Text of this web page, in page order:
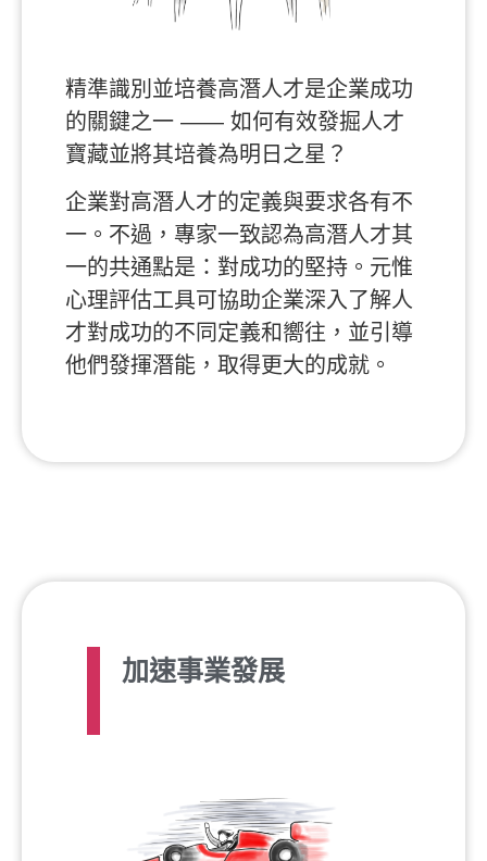
精準識別並培養高潛人才是企業成功
的關鍵之一 —— 如何有效發掘人才
寶藏並將其培養為明日之星？
企業對高潛人才的定義與要求各有不
一。不過，專家一致認為高潛人才其
一的共通點是：對成功的堅持。元惟
心理評估工具可協助企業深入了解人
才對成功的不同定義和嚮往，並引導
他們發揮潛能，取得更大的成就。
加速事業發展